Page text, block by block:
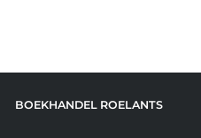
BOEKHANDEL ROELANTS